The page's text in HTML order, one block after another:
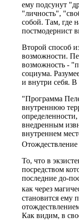
ему подсунут
"личность",
собой. Там, где
постмодернист
Второй способ
возможности.
возможность -
социума.
и внутри себя.
"Программа
внутреннюю
внедренным
внутреннем
Отождествление
То, что в
посредством
последние до-
как через
становится ему
Как видим, в